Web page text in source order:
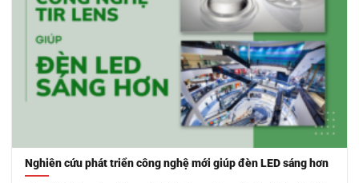
Nghiên cứu phát triển công nghệ mới giúp đèn LED sáng hơn